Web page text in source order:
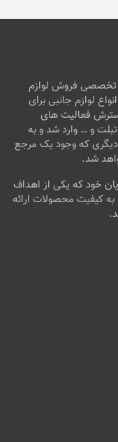
تخصصی فروش لوازم
۹۸ با هدف ارائه انواع لوازم جانبی برای
فعالیت های
و … وارد شد و به
دیگری که وجود یک مرجع
شد.
خود که یکی از اهداف
کیفیت محصولات ارائه